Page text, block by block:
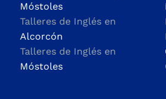
Móstoles
Talleres de Inglés en
Alcorcón
Talleres de Inglés en
Móstoles